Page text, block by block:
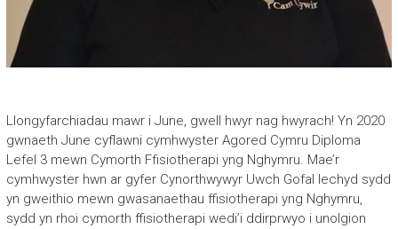
Llongyfarchiadau mawr i June, gwell hwyr nag hwyrach! Yn 2020
gwnaeth June cyflawni cymhwyster Agored Cymru Diploma
Lefel 3 mewn Cymorth Ffisiotherapi yng Nghymru. Mae’r
cymhwyster hwn ar gyfer Cynorthwywyr Uwch Gofal Iechyd sydd
yn gweithio mewn gwasanaethau ffisiotherapi yng Nghymru,
sydd yn rhoi cymorth ffisiotherapi wedi’i ddirprwyo i unolgion